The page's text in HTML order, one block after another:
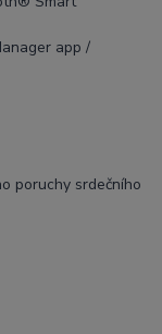
app /
poruchy srdečního